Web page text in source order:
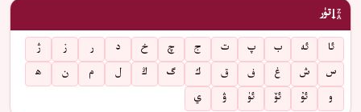
تۈر
ئا ئە ب پ ت ج چ خ د ر ز
ژ
س
ش غ ف ق ك گ ڭ ل م ن
ھ
و
ئۇ ئۆ ئۈ ۋ ي